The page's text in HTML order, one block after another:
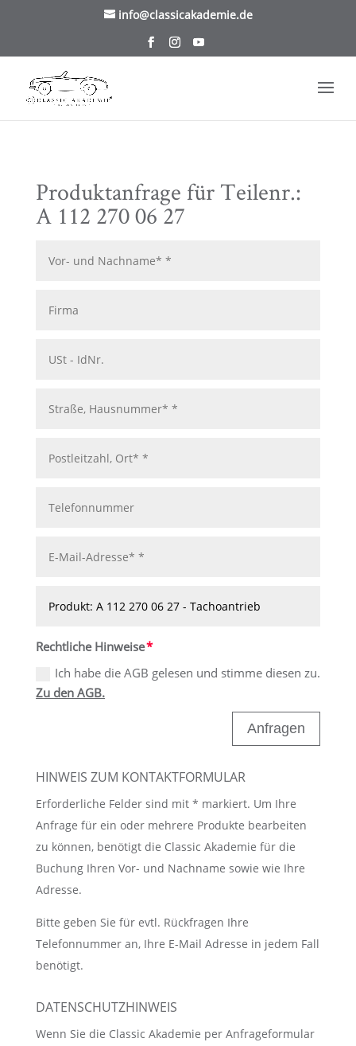
/* TablePress Highlight */info@classicakademie.de
Produktanfrage für Teilenr.:
A 112 270 06 27
Rechtliche Hinweise
Ich habe die AGB gelesen und stimme diesen zu.
Zu den AGB.
Anfragen
HINWEIS ZUM KONTAKTFORMULAR
Erforderliche Felder sind mit * markiert. Um Ihre
Anfrage für ein oder mehrere Produkte bearbeiten
zu können, benötigt die Classic Akademie für die
Buchung Ihren Vor- und Nachname sowie wie Ihre
Adresse.
Bitte geben Sie für evtl. Rückfragen Ihre
Telefonnummer an, Ihre E-Mail Adresse in jedem Fall
benötigt.
DATENSCHUTZHINWEIS
Wenn Sie die Classic Akademie per Anfrageformular